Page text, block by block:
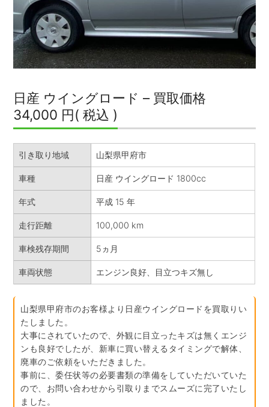
日産 ウイングロード – 買取価格
34,000 円( 税込 )
引き取り地域 山梨県甲府市
車種 日産 ウイングロード 1800cc
年式 平成 15 年
走行距離 100,000 km
車検残存期間 5ヵ月
車両状態 エンジン良好、目立つキズ無し
山梨県甲府市のお客様より日産ウイングロードを買取りい
たしました。
大事にされていたので、外観に目立ったキズは無くエンジ
ンも良好でしたが、新車に買い替えるタイミングで解体、
廃車のご依頼をいただきました。
事前に、委任状等の必要書類の準備をしていただいていた
ので、お問い合わせから引取りまでスムーズに完了いたし
ました。